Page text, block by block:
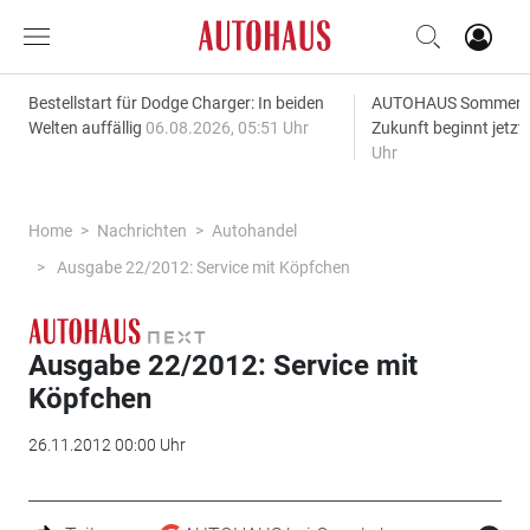
Bestellstart für Dodge Charger: In beiden
Welten auffällig 06.08.2026, 05:51 Uhr
AUTOHAUS
Zukunft beginnt jetzt
Uhr
Home Nachrichten
Autohandel
Ausgabe 22/2012: Service mit Köpfchen
Ausgabe 22/2012: Service mit
Köpfchen
26.11.2012 00:00 Uhr